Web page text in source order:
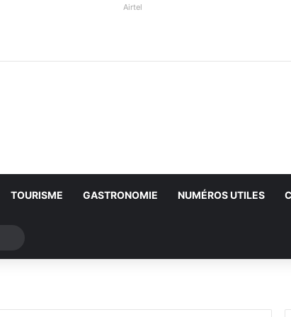
Airtel
TOURISME GASTRONOMIE NUMÉROS UTILES